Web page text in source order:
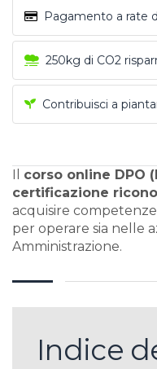
Pagamento a rate
250kg di CO2
Contribuisci a
corso online DPO
certificazione
acquisire
per operare sia nelle
Amministrazione.
Indice